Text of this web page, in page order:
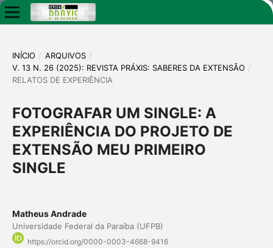
INÍCIO / ARQUIVOS /
V. 13 N. 26 (2025): REVISTA PRÁXIS: SABERES DA EXTENSÃO /
RELATOS DE EXPERIÊNCIA
FOTOGRAFAR UM SINGLE: A
EXPERIÊNCIA DO PROJETO DE
EXTENSÃO MEU PRIMEIRO
SINGLE
Matheus Andrade
Universidade Federal da Paraíba (UFPB)
https://orcid.org/0000-0003-4668-9416